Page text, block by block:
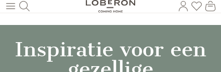
Naar de hoofdinhoud
U
Inspiratie voor een